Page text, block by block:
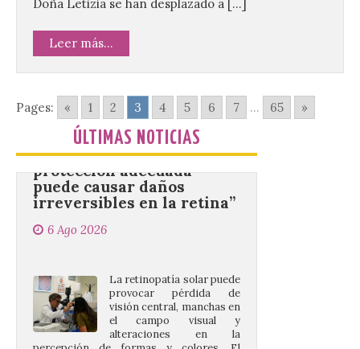
Doña Letizia se han desplazado a […]
Leer más...
Pages: « 1 2 3 4 5 6 7 ... 65 »
ÚLTIMAS NOTICIAS
del Ayuntamiento de La Bañeza ha
acogido esta mañana la presentación
oficial del Festival One […]
“Mirar un eclipse sin
protección adecuada
puede causar daños
irreversibles en la retina”
6 Ago 2026
el campo visual y
alteraciones en la
percepción de formas y colores. El
especialista en Oftalmología del Hospital
San Juan de Dios de León, Dr. Mahave
Ruiz, advierte de […]